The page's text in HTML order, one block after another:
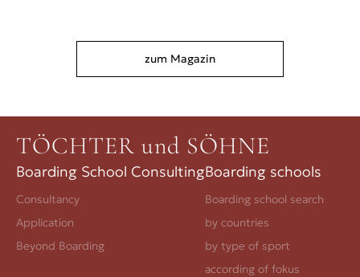
zum Magazin
TÖCHTER und SÖHNE
Boarding School Consulting
Consultancy
Application
Beyond Boarding
Boarding schools
Boarding school search
by countries
by type of sport
according of fokus